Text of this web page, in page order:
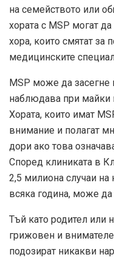
на семейството или
хората с MSP могат
хора, които смятат за
медицинските
MSP може да засегне
наблюдава при майки
Хората, които имат
внимание и полагат
дори ако това
Според клиниката в
2,5 милиона случаи
всяка година, може да
Тъй като родител или
грижовен и
подозират никакви